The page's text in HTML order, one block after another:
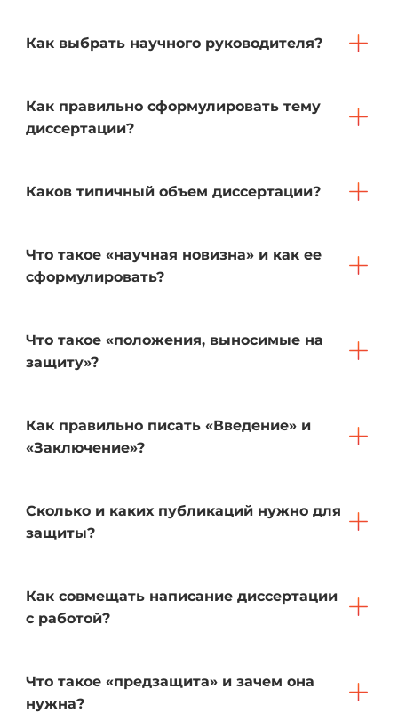
Как выбрать научного руководителя?
Как правильно сформулировать тему
диссертации?
Каков типичный объем диссертации?
Что такое «научная новизна» и как ее
сформулировать?
Что такое «положения, выносимые на
защиту»?
Как правильно писать «Введение» и
«Заключение»?
Сколько и каких публикаций нужно для
защиты?
Как совмещать написание диссертации
с работой?
Что такое «предзащита» и зачем она
нужна?